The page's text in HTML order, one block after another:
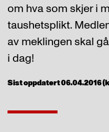
om hva som skjer i
taushetsplikt.
av meklingen skal
i dag!
Sist oppdatert 06.04.2016